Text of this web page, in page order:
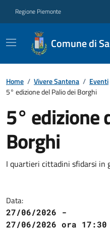
Regione Piemonte
Comune di
Home / Vivere Santena / Eventi
5° edizione del Palio dei Borghi
5° edizione
Borghi
I quartieri cittadini sfidarsi in
Data:
27/06/2026 -
27/06/2026 ora 17:30